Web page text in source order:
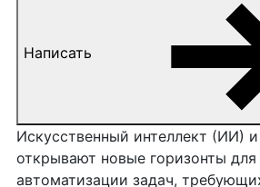
Написать
Искусственный интеллект (ИИ)
открывают новые горизонты для
автоматизации задач,